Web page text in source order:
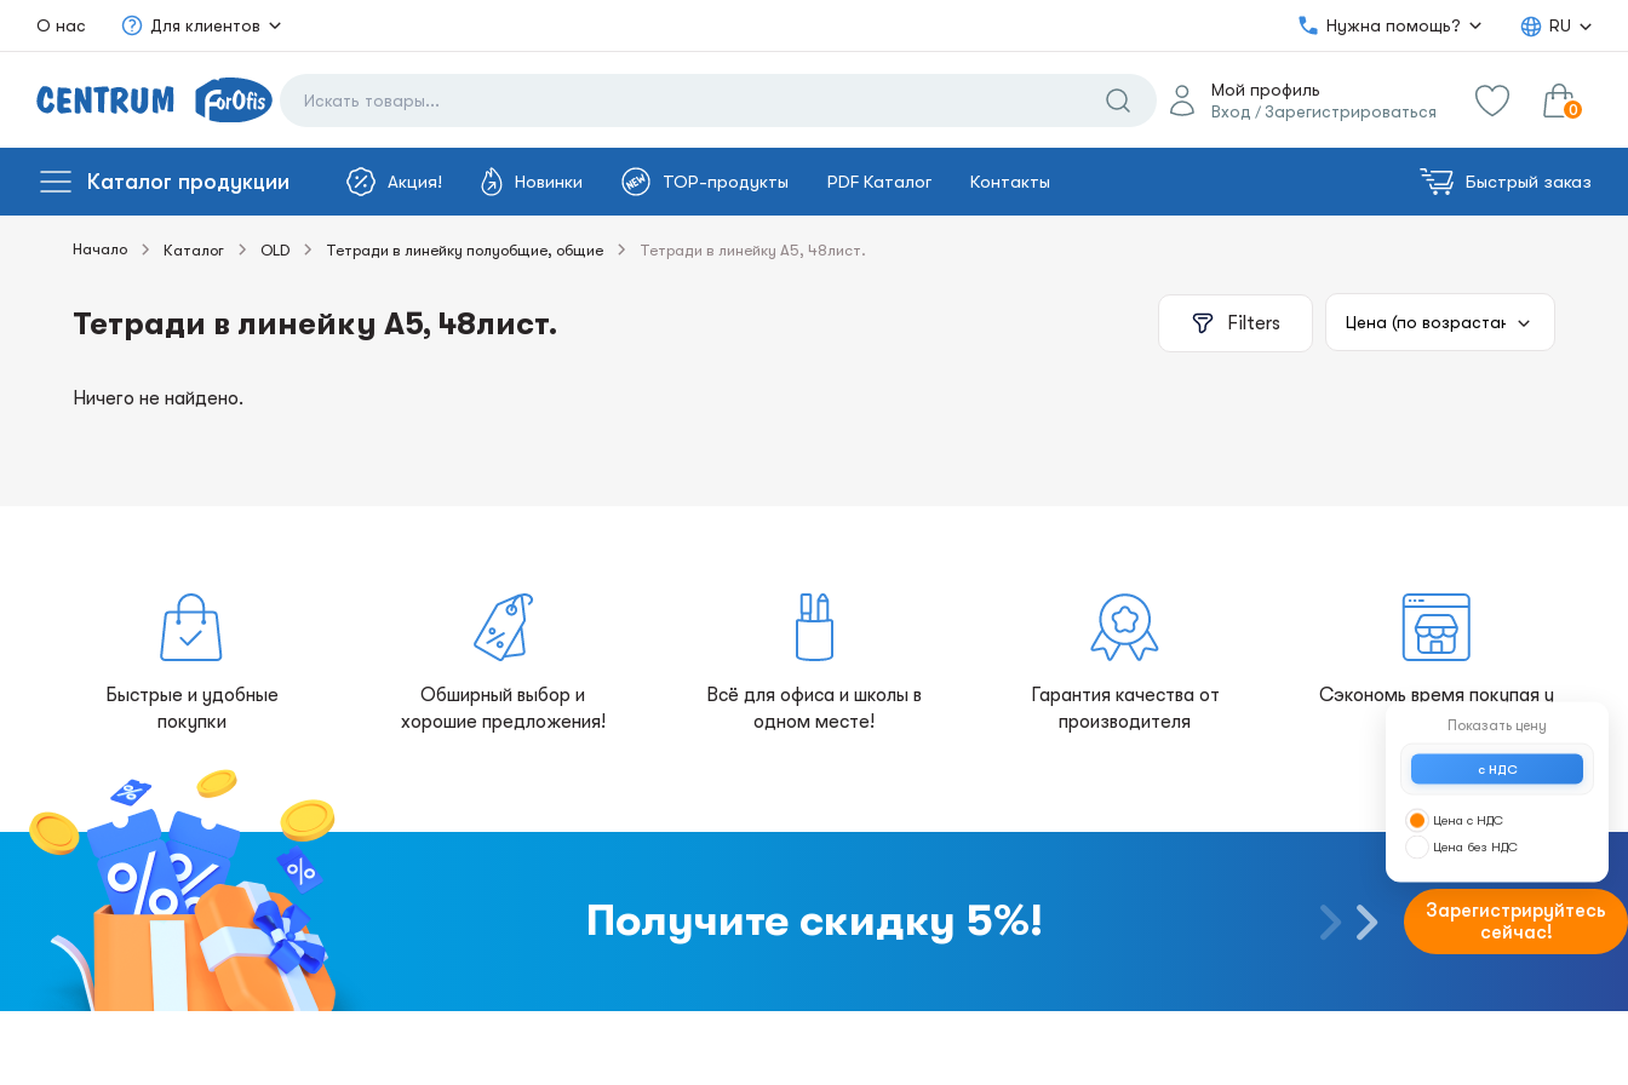
О нас Для клиентов Нужна помощь? RU
Мой профиль
Вход / Зарегистрироваться 0
Каталог продукции Акция! Новинки TOP-продукты PDF Каталог Контакты Быстрый заказ
Начало Каталог OLD Тетради в линейку полуобщие, общие Тетради в линейку А5, 48лист.
Тетради в линейку А5, 48лист. Filters
Ничего не найдено.
Показать цену
с НДС
Цена с НДС
Цена без НДС
Быстрые и удобные
покупки
Обширный выбор и
хорошие предложения!
Всё для офиса и школы в
одном месте!
Гарантия качества от
производителя
Сэкономь время покупая у
нас!
Получите скидку 5%!
Зарегистрируйтесь
сейчас!